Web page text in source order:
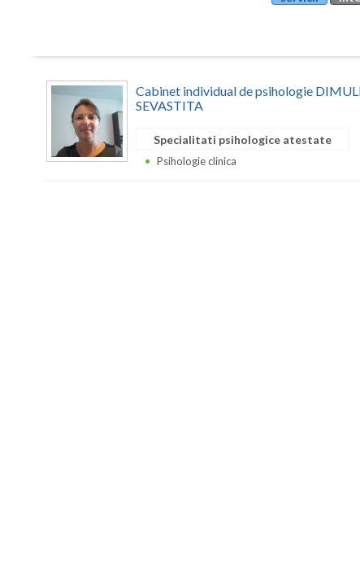
Cabinet individual de psihologie
SEVASTITA
Specialitati psihologice atestate
Psihologie clinica